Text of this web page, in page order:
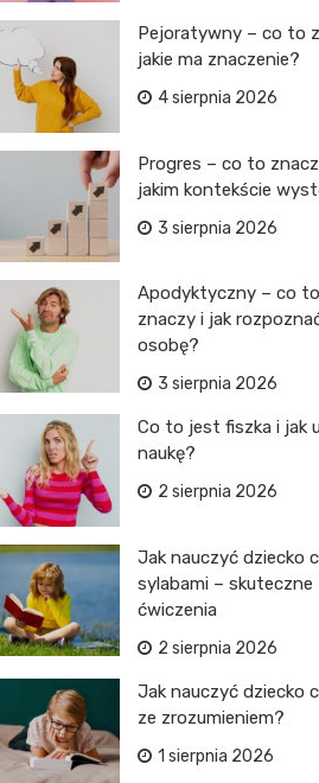
Pejoratywny – co to
jakie ma znaczenie?
4 sierpnia 2026
Progres – co to
jakim kontekście
3 sierpnia 2026
Apodyktyczny – co to
znaczy i jak
osobę?
3 sierpnia 2026
Co to jest fiszka i jak
naukę?
2 sierpnia 2026
Jak nauczyć dziecko
sylabami – skuteczne
ćwiczenia
2 sierpnia 2026
Jak nauczyć dziecko
ze zrozumieniem?
1 sierpnia 2026